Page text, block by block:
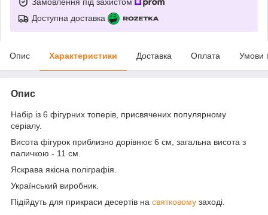
Доступна доставка
Опис Характеристики Доставка Оплата Умови
Опис
Набір із 6 фігурних топерів, присвячених популярному
серіалу.
Висота фігурок приблизно дорівнює 6 см, загальна висота з
паличкою - 11 см.
Яскрава якісна поліграфія.
Український виробник.
Підійдуть для прикраси десертів на святковому заході.